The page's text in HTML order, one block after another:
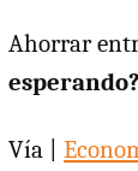
Ahorrar
esperando?
Vía |